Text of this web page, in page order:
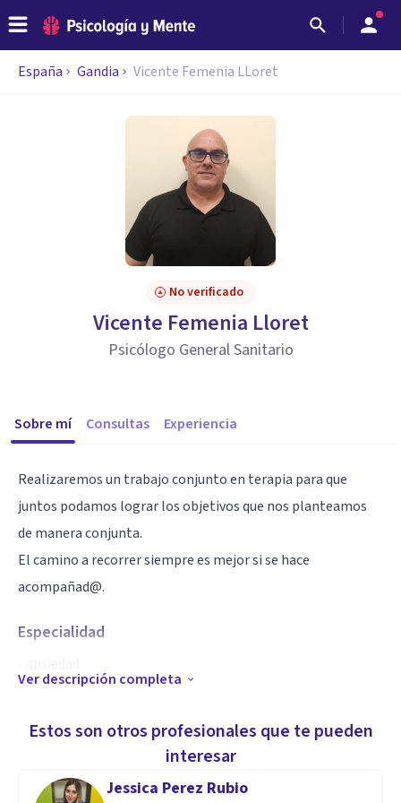
España Gandia Vicente Femenia LLoret
No verificado
Vicente Femenia Lloret
Psicólogo General Sanitario
Sobre mí Consultas Experiencia
Realizaremos un trabajo conjunto en terapia para que
juntos podamos lograr los objetivos que nos planteamos
de manera conjunta.
El camino a recorrer siempre es mejor si se hace
acompañad@.
Especialidad
- trastornos emocionales.
- autoestima, autoconcepto
- nomofobia , dependencia móvil
Ver descripción completa
Estos son otros profesionales que te pueden
interesar
Jessica Perez Rubio